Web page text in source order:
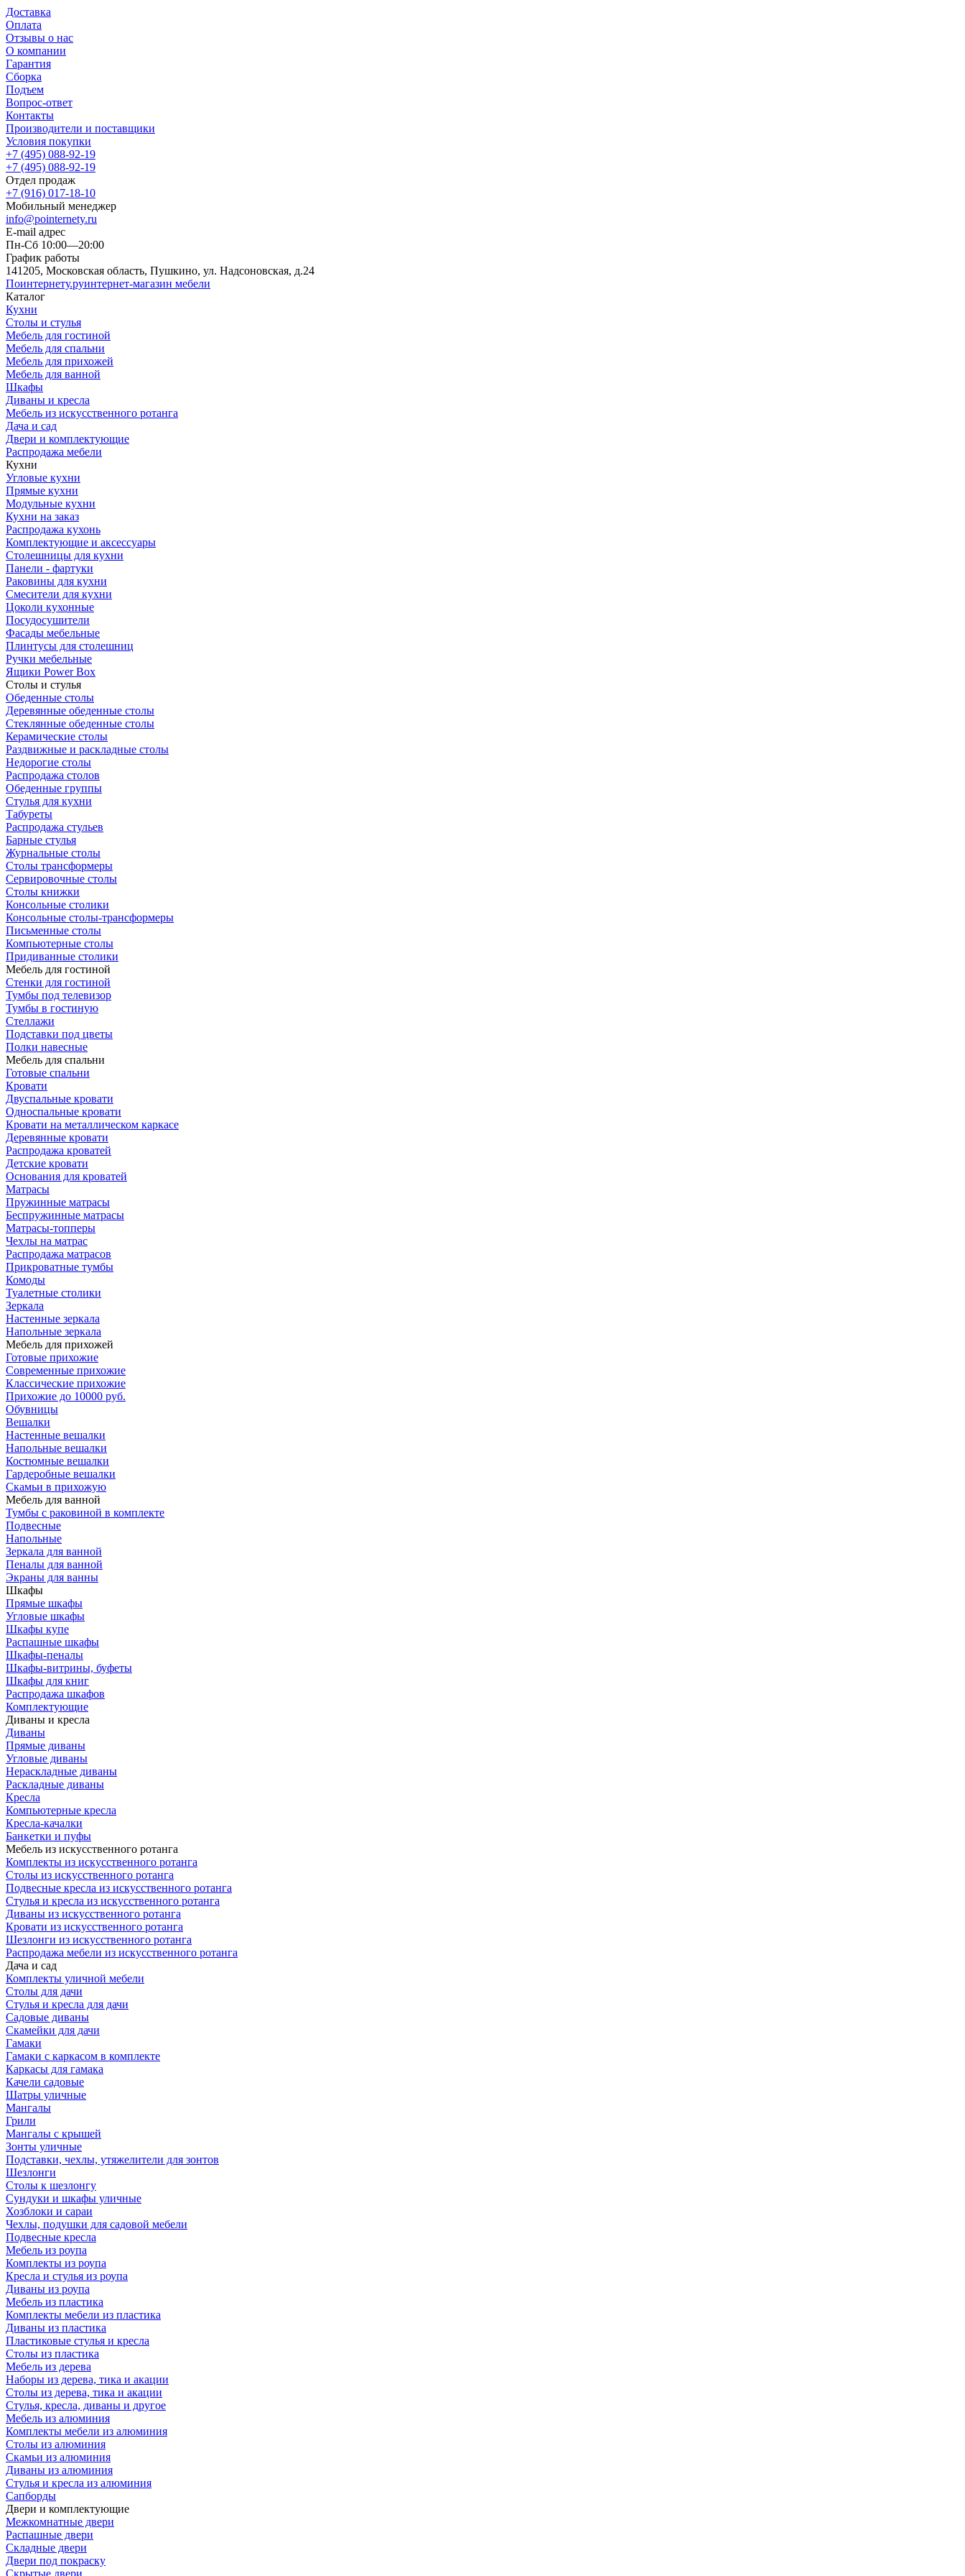
Доставка
Оплата
Отзывы о нас
О компании
Гарантия
Сборка
Подъем
Вопрос-ответ
Контакты
Производители и поставщики
Условия покупки
+7 (495) 088-92-19
+7 (495) 088-92-19
Отдел продаж
+7 (916) 017-18-10
Мобильный менеджер
info@pointernety.ru
E-mail адрес
Пн-Сб 10:00—20:00
График работы
141205, Московская область, Пушкино, ул. Надсоновская, д.24
Поинтернету.руинтернет-магазин мебели
Каталог
Кухни
Столы и стулья
Мебель для гостиной
Мебель для спальни
Мебель для прихожей
Мебель для ванной
Шкафы
Диваны и кресла
Мебель из искусственного ротанга
Дача и сад
Двери и комплектующие
Распродажа мебели
Кухни
Угловые кухни
Прямые кухни
Модульные кухни
Кухни на заказ
Распродажа кухонь
Комплектующие и аксессуары
Столешницы для кухни
Панели - фартуки
Раковины для кухни
Смесители для кухни
Цоколи кухонные
Посудосушители
Фасады мебельные
Плинтусы для столешниц
Ручки мебельные
Ящики Power Box
Столы и стулья
Обеденные столы
Деревянные обеденные столы
Стеклянные обеденные столы
Керамические столы
Раздвижные и раскладные столы
Недорогие столы
Распродажа столов
Обеденные группы
Стулья для кухни
Табуреты
Распродажа стульев
Барные стулья
Журнальные столы
Столы трансформеры
Сервировочные столы
Столы книжки
Консольные столики
Консольные столы-трансформеры
Письменные столы
Компьютерные столы
Придиванные столики
Мебель для гостиной
Стенки для гостиной
Тумбы под телевизор
Тумбы в гостиную
Стеллажи
Подставки под цветы
Полки навесные
Мебель для спальни
Готовые спальни
Кровати
Двуспальные кровати
Односпальные кровати
Кровати на металлическом каркасе
Деревянные кровати
Распродажа кроватей
Детские кровати
Основания для кроватей
Матрасы
Пружинные матрасы
Беспружинные матрасы
Матрасы-топперы
Чехлы на матрас
Распродажа матрасов
Прикроватные тумбы
Комоды
Туалетные столики
Зеркала
Настенные зеркала
Напольные зеркала
Мебель для прихожей
Готовые прихожие
Современные прихожие
Классические прихожие
Прихожие до 10000 руб.
Обувницы
Вешалки
Настенные вешалки
Напольные вешалки
Костюмные вешалки
Гардеробные вешалки
Скамьи в прихожую
Мебель для ванной
Тумбы c раковиной в комплекте
Подвесные
Напольные
Зеркала для ванной
Пеналы для ванной
Экраны для ванны
Шкафы
Прямые шкафы
Угловые шкафы
Шкафы купе
Распашные шкафы
Шкафы-пеналы
Шкафы-витрины, буфеты
Шкафы для книг
Распродажа шкафов
Комплектующие
Диваны и кресла
Диваны
Прямые диваны
Угловые диваны
Нераскладные диваны
Раскладные диваны
Кресла
Компьютерные кресла
Кресла-качалки
Банкетки и пуфы
Мебель из искусственного ротанга
Комплекты из искусственного ротанга
Столы из искусственного ротанга
Подвесные кресла из искусственного ротанга
Стулья и кресла из искусственного ротанга
Диваны из искусственного ротанга
Кровати из искусственного ротанга
Шезлонги из искусственного ротанга
Распродажа мебели из искусственного ротанга
Дача и сад
Комплекты уличной мебели
Столы для дачи
Стулья и кресла для дачи
Садовые диваны
Скамейки для дачи
Гамаки
Гамаки с каркасом в комплекте
Каркасы для гамака
Качели садовые
Шатры уличные
Мангалы
Грили
Мангалы с крышей
Зонты уличные
Подставки, чехлы, утяжелители для зонтов
Шезлонги
Столы к шезлонгу
Сундуки и шкафы уличные
Хозблоки и сараи
Чехлы, подушки для садовой мебели
Подвесные кресла
Мебель из роупа
Комплекты из роупа
Кресла и стулья из роупа
Диваны из роупа
Мебель из пластика
Комплекты мебели из пластика
Диваны из пластика
Пластиковые стулья и кресла
Столы из пластика
Мебель из дерева
Наборы из дерева, тика и акации
Столы из дерева, тика и акации
Стулья, кресла, диваны и другое
Мебель из алюминия
Комплекты мебели из алюминия
Столы из алюминия
Скамьи из алюминия
Диваны из алюминия
Стулья и кресла из алюминия
Сапборды
Двери и комплектующие
Межкомнатные двери
Распашные двери
Складные двери
Двери под покраску
Скрытые двери